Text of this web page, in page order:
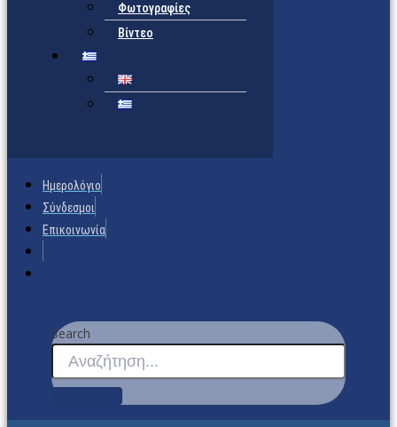
Φωτογραφίες
Βίντεο
Ημερολόγιο
Σύνδεσμοι
Επικοινωνία
Search